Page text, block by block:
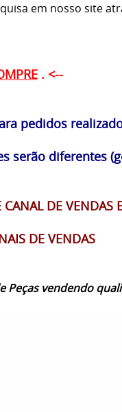
em nosso site
. <--
pedidos
serão diferentes
DE VENDAS
DE VENDAS
Peças vendendo